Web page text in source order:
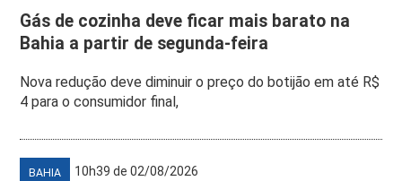
Gás de cozinha deve ficar mais barato na
Bahia a partir de segunda-feira
Nova redução deve diminuir o preço do botijão em até R$
4 para o consumidor final,
BAHIA 10h39 de 02/08/2026